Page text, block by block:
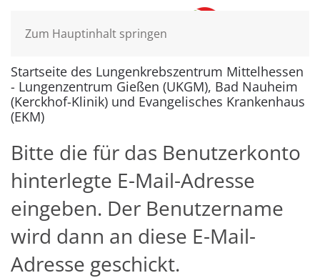
Zum Hauptinhalt springen
Startseite des Lungenkrebszentrum Mittelhessen
- Lungenzentrum Gießen (UKGM), Bad Nauheim
(Kerckhof-Klinik) und Evangelisches Krankenhaus
(EKM)
Bitte die für das Benutzerkonto
hinterlegte E-Mail-Adresse
eingeben. Der Benutzername
wird dann an diese E-Mail-
Adresse geschickt.